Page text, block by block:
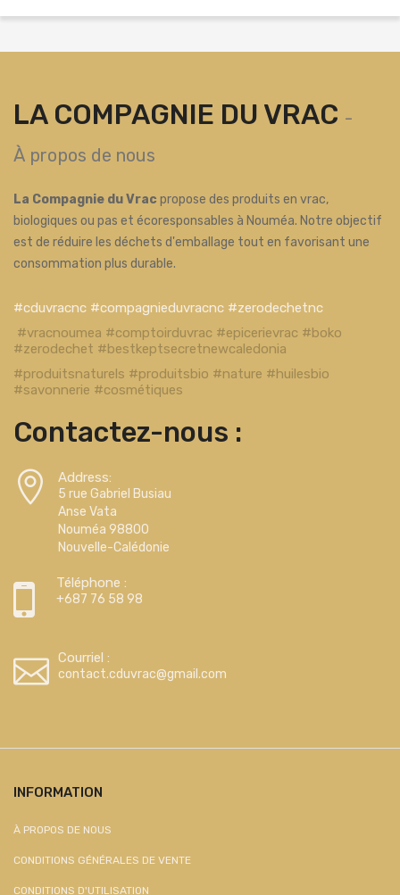
LA COMPAGNIE DU VRAC -
À propos de nous
La Compagnie du Vrac propose des produits en vrac,
biologiques ou pas et écoresponsables à Nouméa. Notre objectif
est de réduire les déchets d'emballage tout en favorisant une
consommation plus durable.
#cduvracnc #compagnieduvracnc #zerodechetnc
#vracnoumea #comptoirduvrac #epicerievrac #boko
#zerodechet #bestkeptsecretnewcaledonia
#produitsnaturels #produitsbio #nature #huilesbio
#savonnerie #cosmétiques
Contactez-nous :
Address:
5 rue Gabriel Busiau
Anse Vata
Nouméa 98800
Nouvelle-Calédonie
Téléphone :
+687 76 58 98
Courriel :
contact.cduvrac@gmail.com
INFORMATION
À PROPOS DE NOUS
CONDITIONS GÉNÉRALES DE VENTE
CONDITIONS D'UTILISATION